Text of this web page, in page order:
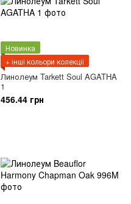
Новинка
+ інші кольори колекції
Линолеум Tarkett Soul AGATHA
1
456.44 грн